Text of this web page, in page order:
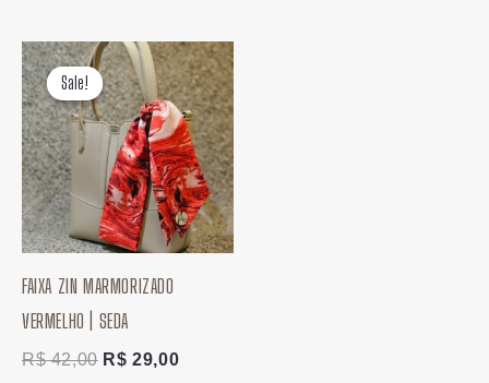
Sale!
Sale!
FAIXA ZIN MARMORIZADO
VERMELHO | SEDA
R$42,00
O
preço
original
era:
R$ 42,00.
R$ 29,00
O
preço
atual
é:
R$ 29,00.